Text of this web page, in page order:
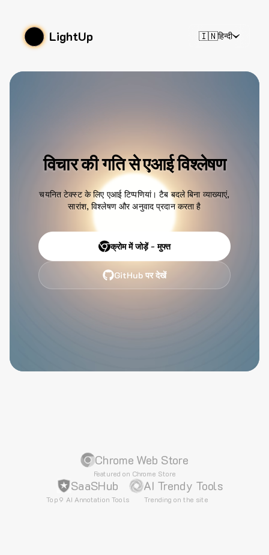
LightUp 🇮🇳हिन्दी
विचार की गति से एआई विश्लेषण
चयनित टेक्स्ट के लिए एआई टिप्पणियां। टैब बदले बिना व्याख्याएं,
सारांश, विश्लेषण और अनुवाद प्रदान करता है
क्रोम में जोड़ें - मुफ्त
GitHub पर देखें
Chrome Web Store
Featured on Chrome Store
SaaSHub
Top 9 AI Annotation Tools
AI Trendy Tools
Trending on the site